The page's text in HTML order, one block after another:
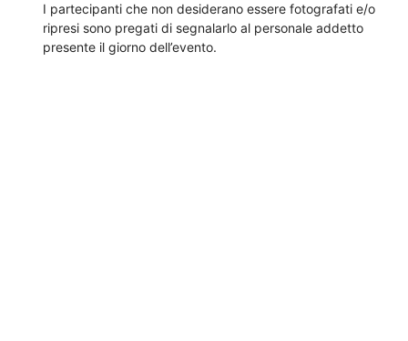
I partecipanti che non desiderano essere fotografati e/o
ripresi sono pregati di segnalarlo al personale addetto
presente il giorno dell’evento.